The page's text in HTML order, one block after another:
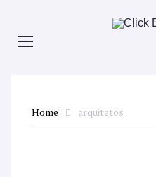
Home arquitetos